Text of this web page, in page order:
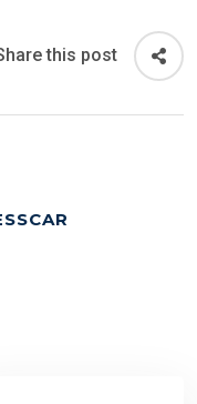
this post